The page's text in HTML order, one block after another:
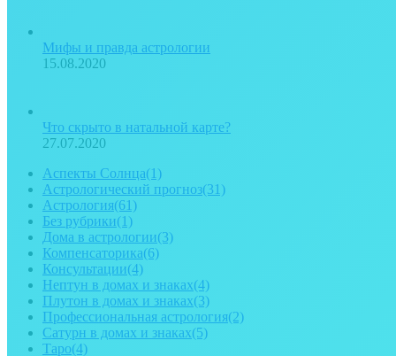
Мифы и правда астрологии
15.08.2020
Что скрыто в натальной карте?
27.07.2020
Аспекты Солнца(1)
Астрологический прогноз(31)
Астрология(61)
Без рубрики(1)
Дома в астрологии(3)
Компенсаторика(6)
Консультации(4)
Нептун в домах и знаках(4)
Плутон в домах и знаках(3)
Профессиональная астрология(2)
Сатурн в домах и знаках(5)
Таро(4)